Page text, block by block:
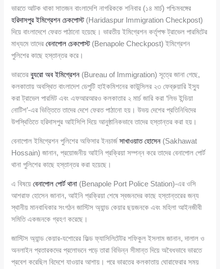
ভারতে আটক থাকা সাতজন বাংলাদেশি নাগরিককে শনিবার (১৪ মার্চ) পশ্চিমবঙ্গের
হরিদাসপুর ইমিগ্রেশন চেকপোস্ট(Haridaspur Immigration Checkpost)
দিয়ে বাংলাদেশে ফেরত পাঠানো হয়েছে। ভারতীয় ইমিগ্রেশন কর্তৃপক্ষ ট্রাভেল পারমিটের
মাধ্যমে তাদেরবেনাপোল চেকপোস্ট(Benapole Checkpost) ইমিগ্রেশন
পুলিশের কাছে হস্তান্তর করে।
ভারতেরব্যুরো অব ইমিগ্রেশন (Bureau of Immigration) সূত্রে জানা গেছে,
কলকাতায় অবস্থিত বাংলাদেশ ডেপুটি হাইকমিশনের কাউন্সিলর ২৩ ফেব্রুয়ারি ইস্যু
করা ট্রাভেল পারমিট এবং এফআরআরও কলকাতার ২ মার্চ জারি করা ‘লিভ ইন্ডিয়া
নোটিশ’-এর ভিত্তিতে তাদের দেশে ফেরত পাঠানো হয়। উভয় দেশের প্রতিনিধিদের
উপস্থিতিতে হরিদাসপুর আইসিপি দিয়ে আনুষ্ঠানিকভাবে তাদের হস্তান্তর করা হয়।
বেনাপোল ইমিগ্রেশন পুলিশের অফিসার ইনচার্জসাখাওয়াত হোসেন (Sakhawat
Hossain) জানান, প্রয়োজনীয় আইনি প্রক্রিয়া সম্পন্ন করে তাদের বেনাপোল পোর্ট
থানা পুলিশের কাছে হস্তান্তর করা হয়েছে।
এ বিষয়েবেনাপোল পোর্ট থানা (Benapole Port Police Station)-এর ওসি
আশরাফ হোসেন জানান, আইনি প্রক্রিয়া শেষে স্বজনদের কাছে হস্তান্তরের জন্য
স্থানীয় মানবাধিকার সংগঠন জাস্টিস অ্যান্ড কেয়ার ছয়জনকে এবং মহিলা আইনজীবী
সমিতি একজনকে গ্রহণ করেছে।
জাস্টিস অ্যান্ড কেয়ার-যশোরের ফিল্ড ফ্যাসিলিটেটর শফিকুল ইসলাম জানান, দালাল ও
অনলাইন প্রতারকদের প্রলোভনে পড়ে তারা বিভিন্ন সীমান্ত দিয়ে অবৈধভাবে ভারতে
প্রবেশ করেছিল বিদেশে যাওয়ার আশায়। পরে ভারতের কলকাতায় ঘোরাফেরার সময়